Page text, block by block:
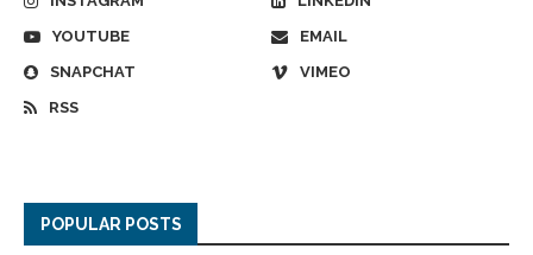
YOUTUBE
EMAIL
SNAPCHAT
VIMEO
RSS
POPULAR POSTS